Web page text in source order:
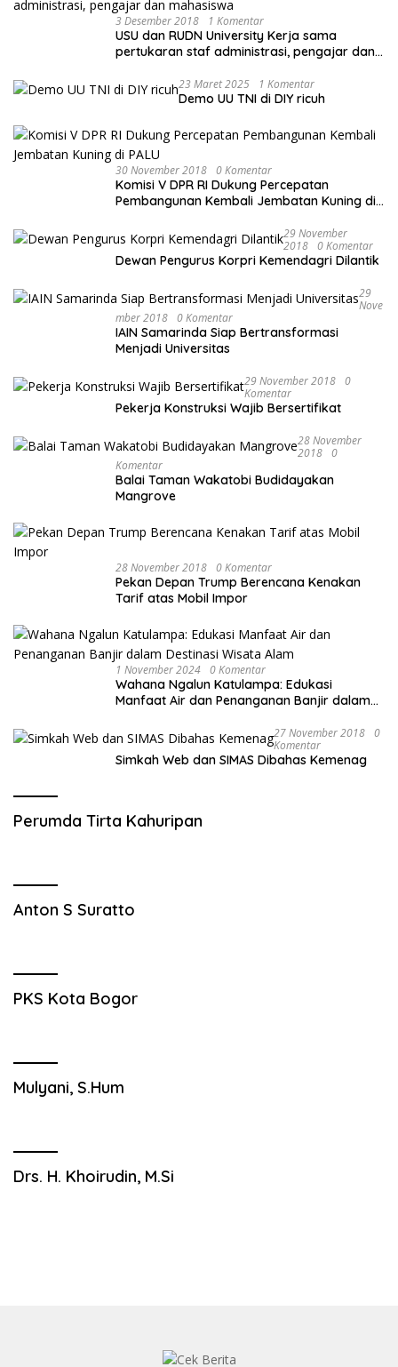
3 Desember 2018 1 Komentar
USU dan RUDN University Kerja sama
pertukaran staf administrasi, pengajar dan
23 Maret 2025 1 Komentar
Demo UU TNI di DIY ricuh
30 November 2018 0 Komentar
Komisi V DPR RI Dukung Percepatan
Pembangunan Kembali Jembatan Kuning di
29 November
2018 0 Komentar
Dewan Pengurus Korpri Kemendagri Dilantik
29
Nove
Mber 2018 0 Komentar
IAIN Samarinda Siap Bertransformasi
Menjadi Universitas
29 November 2018 0
Komentar
Pekerja Konstruksi Wajib Bersertifikat
28 November
2018 0
Komentar
Balai Taman Wakatobi Budidayakan
Mangrove
28 November 2018 0 Komentar
Pekan Depan Trump Berencana Kenakan
Tarif atas Mobil Impor
1 November 2024 0 Komentar
Wahana Ngalun Katulampa: Edukasi
Manfaat Air dan Penanganan Banjir dalam
27 November 2018 0
Komentar
Simkah Web dan SIMAS Dibahas Kemenag
Perumda Tirta Kahuripan
Anton S Suratto
PKS Kota Bogor
Mulyani, S.Hum
Drs. H. Khoirudin, M.Si